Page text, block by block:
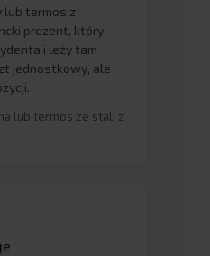
lub termos z
prezent, który
i leży tam
jednostkowy, ale
lub termos ze stali z